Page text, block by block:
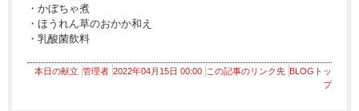
・かぼちゃ煮
・ほうれん草のおかか和え
・乳酸菌飲料
本日の献立 管理者 2022年04月15日 00:00 この記事のリンク先 BLOGトッ
プ